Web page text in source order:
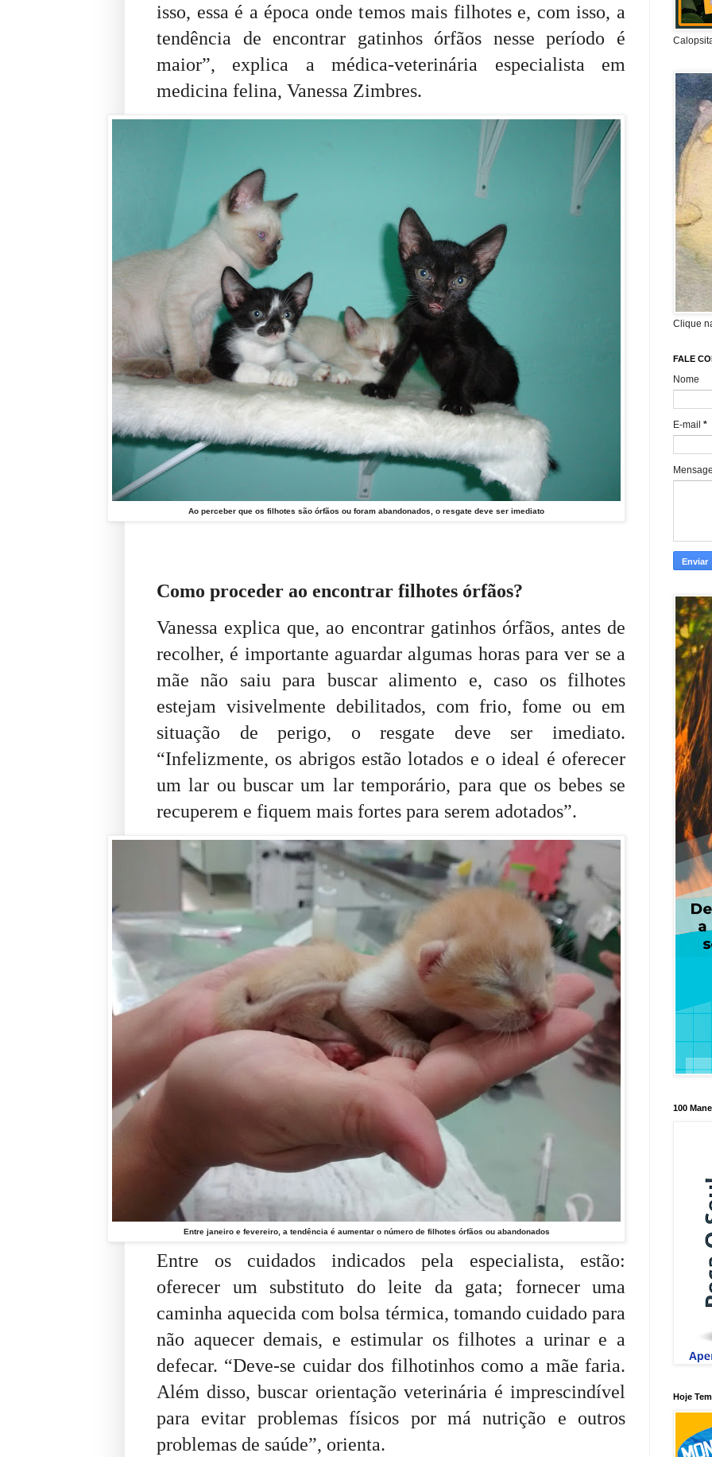
isso, essa é a época onde temos mais filhotes e, com isso, a
tendência de encontrar gatinhos órfãos nesse período é
maior”, explica a médica-veterinária especialista em
medicina felina, Vanessa Zimbres.
Ao perceber que os filhotes são órfãos ou foram abandonados, o resgate deve ser imediato
Como proceder ao encontrar filhotes órfãos?
Vanessa explica que, ao encontrar gatinhos órfãos, antes de
recolher, é importante aguardar algumas horas para ver se a
mãe não saiu para buscar alimento e, caso os filhotes
estejam visivelmente debilitados, com frio, fome ou em
situação de perigo, o resgate deve ser imediato.
“Infelizmente, os abrigos estão lotados e o ideal é oferecer
um lar ou buscar um lar temporário, para que os bebes se
recuperem e fiquem mais fortes para serem adotados”.
Entre janeiro e fevereiro, a tendência é aumentar o número de filhotes órfãos ou abandonados
Entre os cuidados indicados pela especialista, estão:
oferecer um substituto do leite da gata; fornecer uma
caminha aquecida com bolsa térmica, tomando cuidado para
não aquecer demais, e estimular os filhotes a urinar e a
defecar. “Deve-se cuidar dos filhotinhos como a mãe faria.
Além disso, buscar orientação veterinária é imprescindível
para evitar problemas físicos por má nutrição e outros
problemas de saúde”, orienta.
Clique
FALE
Nome
E-mail *
100
Hoje